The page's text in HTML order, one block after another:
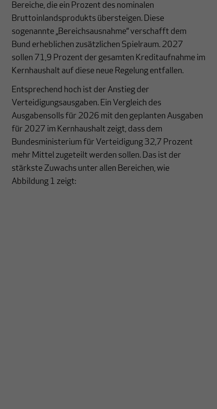
Bereiche, die ein Prozent des nominalen
Bruttoinlandsprodukts übersteigen. Diese
sogenannte „Bereichsausnahme“ verschafft dem
Bund erheblichen zusätzlichen Spielraum. 2027
sollen 71,9 Prozent der gesamten Kreditaufnahme im
Kernhaushalt auf diese neue Regelung entfallen.
Entsprechend hoch ist der Anstieg der
Verteidigungsausgaben. Ein Vergleich des
Ausgabensolls für 2026 mit den geplanten Ausgaben
für 2027 im Kernhaushalt zeigt, dass dem
Bundesministerium für Verteidigung 32,7 Prozent
mehr Mittel zugeteilt werden sollen. Das ist der
stärkste Zuwachs unter allen Bereichen, wie
Abbildung 1 zeigt: